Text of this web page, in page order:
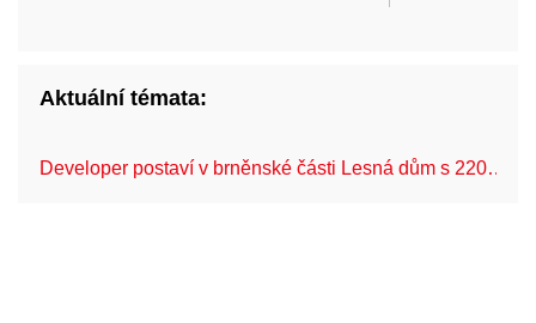
Aktuální témata:
Developer postaví v brněnské části Lesná dům s 220…